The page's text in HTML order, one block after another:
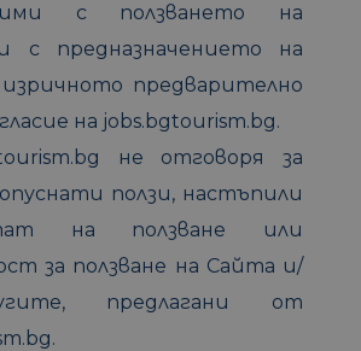
с ползването на
с предназначението на
предварително
на jobs.bgtourism.bg.
не отговоря за
ползи, настъпили
на ползване или
за ползване на Сайта и/
предлагани от